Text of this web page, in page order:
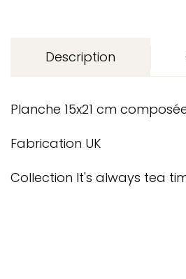
Description
Planche 15x21 cm
Fabrication UK
Collection It's always tea